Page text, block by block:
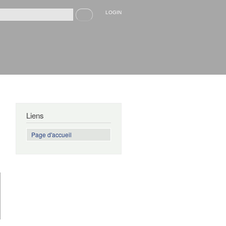
de recherche
Recherche LOGIN
Liens
Page d'accueil